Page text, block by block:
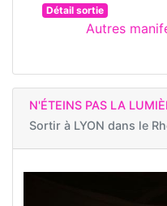
Détail sortie
Autres
N'ÉTEINS PAS LA
Sortir à LYON dans le